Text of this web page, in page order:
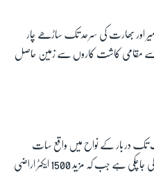
اور بھارت کی سرحد تک ساڑھے چار
سے مقامی کاشت کاروں سے زمین حاصل
اب تک دربار کے نواح میں واقع سات
دیہات کی 1493 ایکٹر سے زائد اراضی حاصل کی جاچکی ہے جب کہ مزید 1500 ایکٹر اراضی